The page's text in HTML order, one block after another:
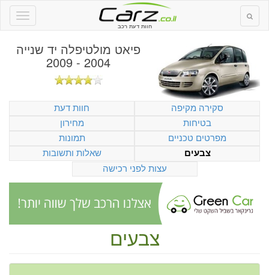
חוות דעת רכב
פיאט מולטיפלה יד שנייה
2004 - 2009
סקירה מקיפה
חוות דעת
בטיחות
מחירון
מפרטים טכניים
תמונות
צבעים
שאלות ותשובות
עצות לפני רכישה
צבעים